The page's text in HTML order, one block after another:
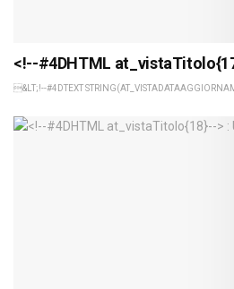
<!--#4DHTML
&LT;!--#4DTEXT